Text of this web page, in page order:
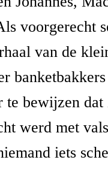
voorgerecht
van de
te bewijzen dat
werd met
iets